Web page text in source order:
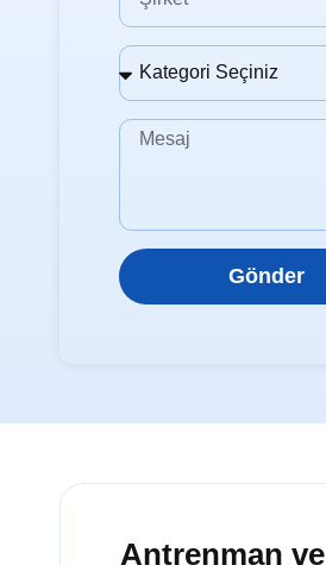
Gönder
Antrenman ve